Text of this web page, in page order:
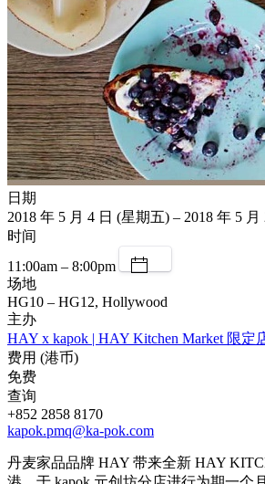
日期
2018 年 5 月 4 日 (星期五) – 2018 年 5
时间
11:00am – 8:00pm
场地
HG10 – HG12, Hollywood
主办
HAY x kapok | HAY Kitchen Market 限定
费用 (港币)
免费
查询
+852 2858 8170
kapok.pmq@ka-pok.com
丹麦家品品牌 HAY 带来全新 HAY